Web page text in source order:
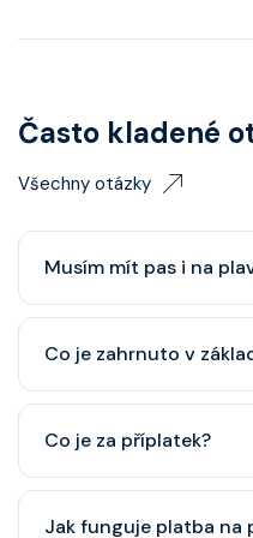
Často kladené
Všechny otázky
Musím mít pas i na
Evropě stačí.
měsíců po skončení
Co je zahrnuto v
zábava, show, bazény,
(voda, čaj, káva,
Co je za příplatek?
restaurace, Wi-Fi, výlety,
Jak funguje platba na